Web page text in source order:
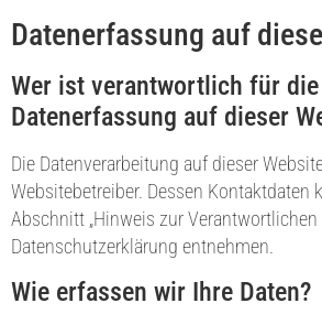
Datenerfassung auf
Wer ist verantwortlich für die
Datenerfassung auf dieser
Die Datenverarbeitung auf dieser
Websitebetreiber. Dessen Kontaktdaten
Abschnitt „Hinweis zur Verantwortlichen
Datenschutzerklärung entnehmen.
Wie erfassen wir Ihre Daten?